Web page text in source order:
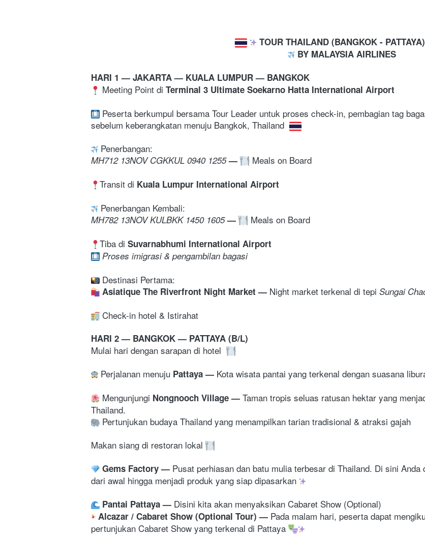
TOUR THAILAND (BANGKOK - PATTAYA)
BY MALAYSIA AIRLINES
HARI 1 — JAKARTA — KUALA LUMPUR — BANGKOK
Meeting Point di Terminal 3 Ultimate Soekarno Hatta International Airport
Peserta berkumpul bersama Tour Leader untuk proses check-in, pembagian tag
sebelum keberangkatan menuju Bangkok, Thailand
Penerbangan:
MH712 13NOV CGKKUL 0940 1255 —
Meals on Board
Transit di Kuala Lumpur International Airport
Penerbangan Kembali:
MH782 13NOV KULBKK 1450 1605 —
Meals on Board
Tiba di Suvarnabhumi International Airport
Proses imigrasi & pengambilan bagasi
Destinasi Pertama:
Asiatique The Riverfront Night Market — Night market terkenal di tepi Sungai
Check-in hotel & Istirahat
HARI 2 — BANGKOK — PATTAYA (B/L)
Mulai hari dengan sarapan di hotel
Perjalanan menuju Pattaya — Kota wisata pantai yang terkenal dengan suasana
Mengunjungi Nongnooch Village — Taman tropis seluas ratusan hektar yang
Thailand.
Pertunjukan budaya Thailand yang menampilkan tarian tradisional & atraksi gajah
Makan siang di restoran lokal
Gems Factory — Pusat perhiasan dan batu mulia terbesar di Thailand. Di sini
dari awal hingga menjadi produk yang siap dipasarkan
Pantai Pattaya — Disini kita akan menyaksikan Cabaret Show (Optional)
Alcazar / Cabaret Show (Optional Tour) — Pada malam hari, peserta dapat
pertunjukan Cabaret Show yang terkenal di Pattaya